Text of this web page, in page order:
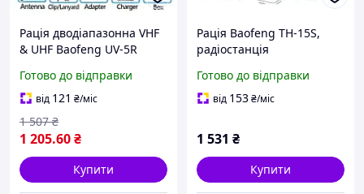
Рація дводіапазонна VHF
& UHF Baofeng UV-5R
Готово до відправки
від 121 ₴/міс
1 205.60₴
1 507 ₴
Купити
Рація Baofeng TH-15S,
радіостанція
Готово до відправки
від 153₴/міс
1 531 ₴
Купити